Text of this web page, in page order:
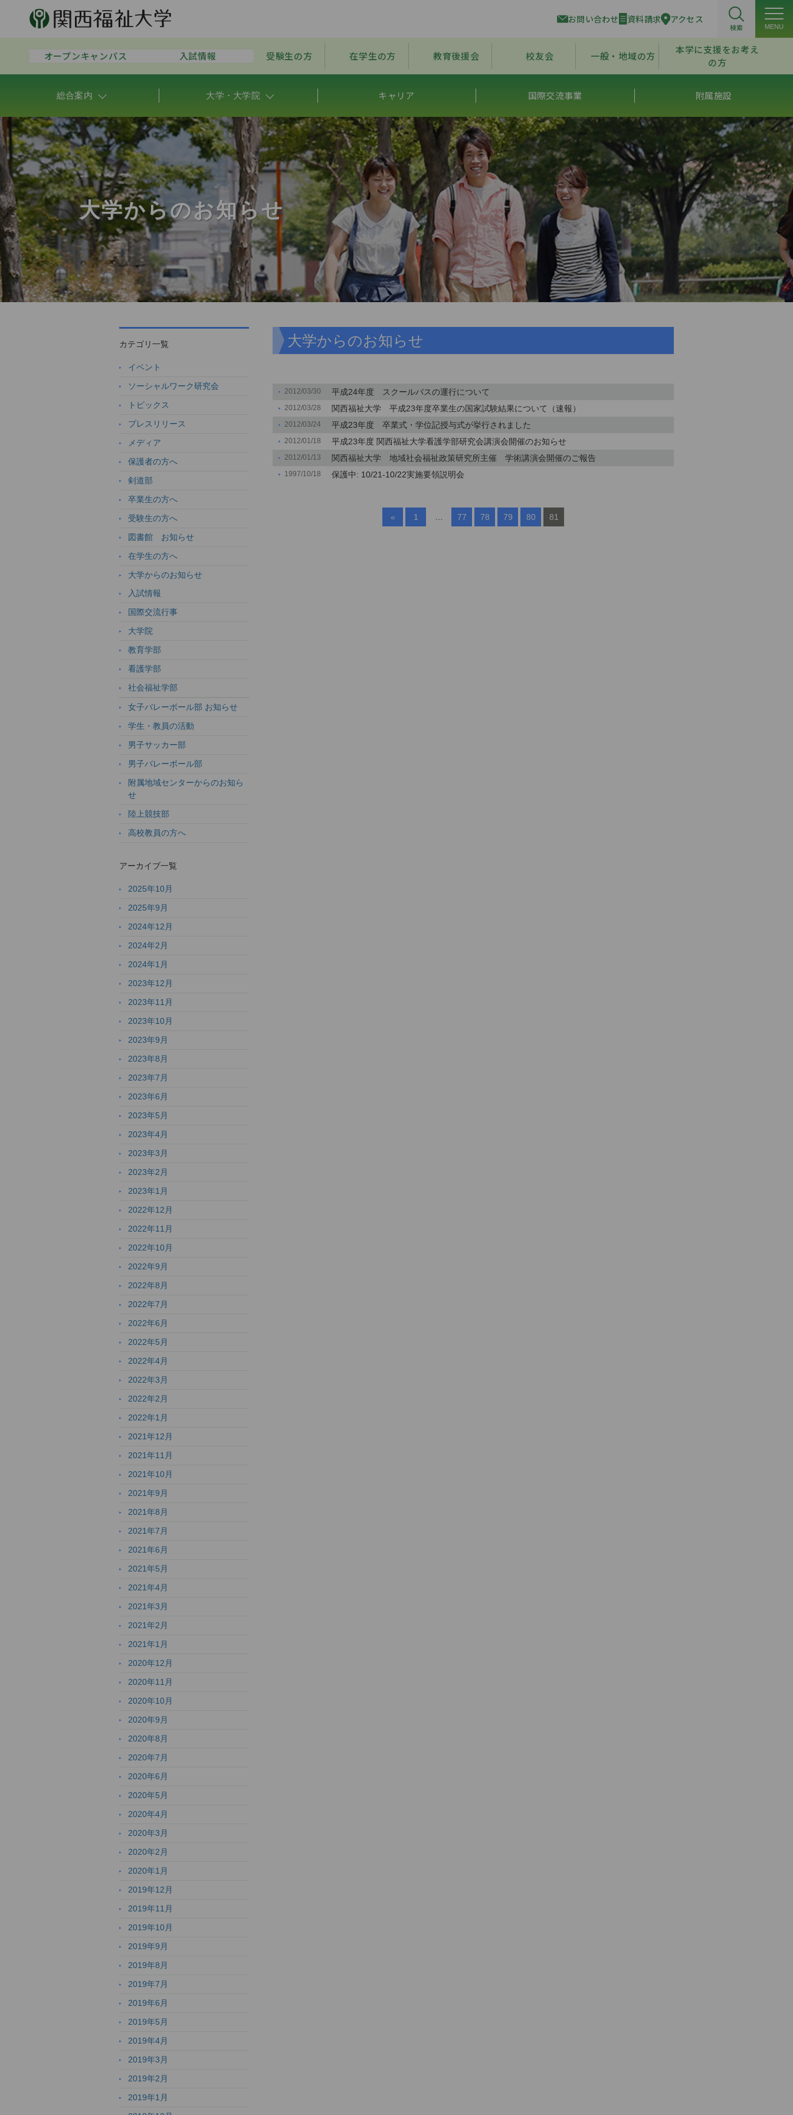
お問い合わせ 資料請求 アクセス
検索 MENU
オープンキャンパス 入試情報 受験生の方 在学生の方 教育後援会 校友会 一般・地域の方
本学に支援をお考え
の方
総合案内 大学・大学院 キャリア 国際交流事業 附属施設
大学からのお知らせ
大学からのお知らせ
2012/03/30 平成24年度 スクールバスの運行について
2012/03/28 関西福祉大学 平成23年度卒業生の国家試験結果について（速報）
2012/03/24 平成23年度 卒業式・学位記授与式が挙行されました
2012/01/18 平成23年度 関西福祉大学看護学部研究会講演会開催のお知らせ
2012/01/13 関西福祉大学 地域社会福祉政策研究所主催 学術講演会開催のご報告
1997/10/18 保護中: 10/21-10/22実施要領説明会
« 1 … 77 78 79 80 81
カテゴリ一覧
イベント
ソーシャルワーク研究会
トピックス
プレスリリース
メディア
保護者の方へ
剣道部
卒業生の方へ
受験生の方へ
図書館 お知らせ
在学生の方へ
大学からのお知らせ
入試情報
国際交流行事
大学院
教育学部
看護学部
社会福祉学部
女子バレーボール部 お知らせ
学生・教員の活動
男子サッカー部
男子バレーボール部
附属地域センターからのお知ら
せ
陸上競技部
高校教員の方へ
アーカイブ一覧
2025年10月
2025年9月
2024年12月
2024年2月
2024年1月
2023年12月
2023年11月
2023年10月
2023年9月
2023年8月
2023年7月
2023年6月
2023年5月
2023年4月
2023年3月
2023年2月
2023年1月
2022年12月
2022年11月
2022年10月
2022年9月
2022年8月
2022年7月
2022年6月
2022年5月
2022年4月
2022年3月
2022年2月
2022年1月
2021年12月
2021年11月
2021年10月
2021年9月
2021年8月
2021年7月
2021年6月
2021年5月
2021年4月
2021年3月
2021年2月
2021年1月
2020年12月
2020年11月
2020年10月
2020年9月
2020年8月
2020年7月
2020年6月
2020年5月
2020年4月
2020年3月
2020年2月
2020年1月
2019年12月
2019年11月
2019年10月
2019年9月
2019年8月
2019年7月
2019年6月
2019年5月
2019年4月
2019年3月
2019年2月
2019年1月